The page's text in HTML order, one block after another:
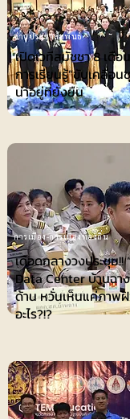
ข่าวประชาสัมพันธ์
เปิดเวทีสมัชชา 8 เดื
การเรียนรู้”ขับเคลื่อ
น่าอยู่ที่ยั่งยืน
เดือดกลางวงประชุม!!
Data Center บ้านฉา
ด้าน หวั่นเห็นแค่ภาพ
อะไร?!?
การเมือง-การเมืองท้องถิ่น